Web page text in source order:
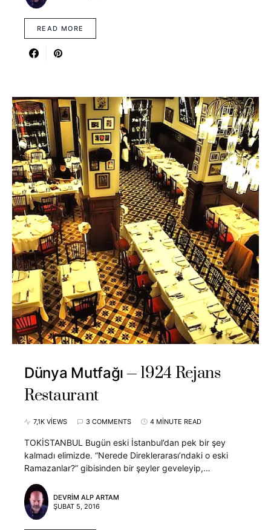
READ MORE
Dünya Mutfağı
1924 Rejans
Restaurant
7,1K VIEWS 3 COMMENTS 4 MINUTE READ
TOKİSTANBUL Bugün eski İstanbul’dan pek bir şey
kalmadı elimizde. “Nerede Direklerarası’ndaki o eski
Ramazanlar?” gibisinden bir şeyler geveleyip,…
DEVRIM ALP ARTAM
ŞUBAT 5, 2016